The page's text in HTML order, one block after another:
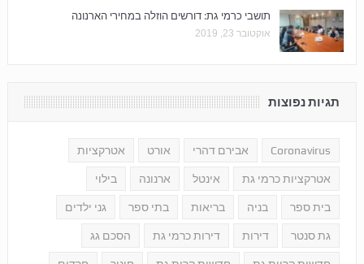
תושבי כרמי גת: דורשים הוזלה במחירי הארנונה
אוקטובר 23, 2019
תגיות נפוצות
Coronavirus אבירם דהרי אורט אטרקציות
אטרקציות כרמי גת אינטל ארנונה בילוי
בית ספר בניה בריאות בתי ספר גני ילדים
גת סנטר דירות דירות כרמי גת הסכם גג